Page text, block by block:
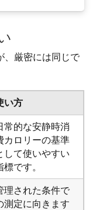
、厳密には同じで
い方
常的な安静時消
カロリーの基準
して使いやすい
標です。
理された条件で
測定に向きます